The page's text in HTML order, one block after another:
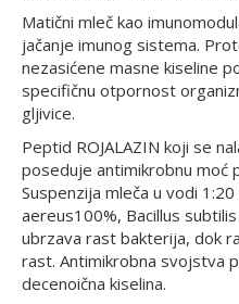
Matični mleč kao
jačanje imunog sistema.
nezasićene masne kiseline
specifičnu otpornost
gljivice.
Peptid ROJALAZIN koji se
poseduje antimikrobnu moć
Suspenzija mleča u vodi
aereus100%, Bacillus
ubrzava rast bakterija, dok
rast. Antimikrobna svojstva
decenoična kiselina.